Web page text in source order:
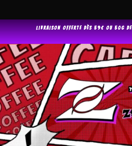
Livraison offerte dès 59€ ou 50g